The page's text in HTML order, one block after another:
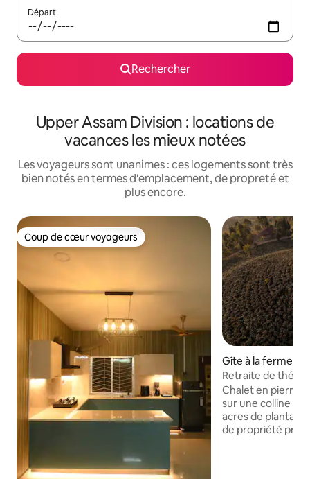
Départ
Rechercher
Upper Assam Division : locations de
vacances les mieux notées
Les voyageurs sont unanimes : ces logements sont très
bien notés en termes d'emplacement, de propreté et
plus encore.
Coup de cœur voyageurs
Coup de cœur voyageurs
Gîte à la ferme ⋅
Retraite de thé
Chalet en pierre
sur une colline
acres de
de propriété